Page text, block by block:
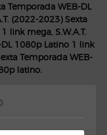
Temporada WEB-DL
(2022-2023) Sexta
link mega, S.W.A.T.
1080p Latino 1 link
Temporada WEB-
latino.